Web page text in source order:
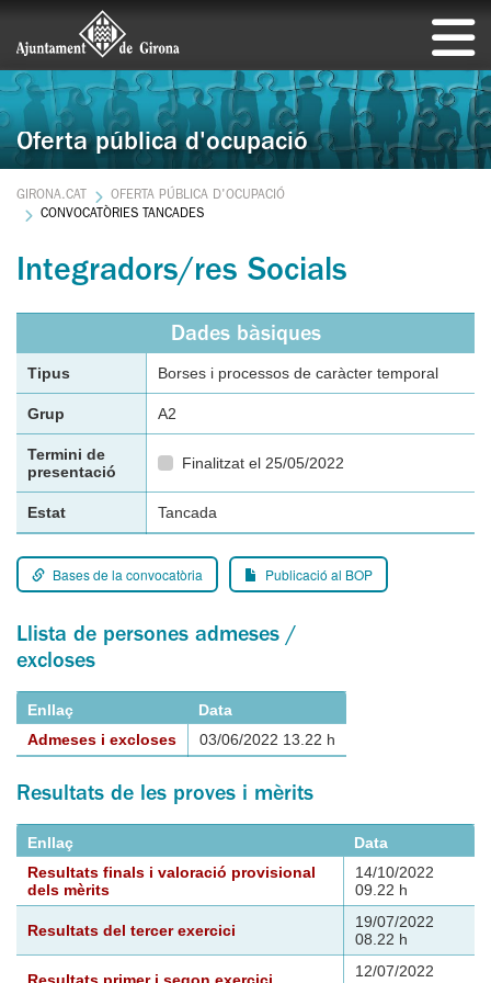
Oferta pública d'ocupació
GIRONA.CAT
OFERTA PÚBLICA D'OCUPACIÓ
CONVOCATÒRIES TANCADES
Integradors/res Socials
Dades bàsiques
Tipus Borses i processos de caràcter temporal
Grup A2
Termini de
presentació
Finalitzat el 25/05/2022
Estat Tancada
Bases de la convocatòria Publicació al BOP
Llista de persones admeses /
excloses
Enllaç
Data
Admeses i excloses
03/06/2022 13.22 h
Resultats de les proves i mèrits
Enllaç
Data
Resultats finals i valoració provisional
dels mèrits
14/10/2022
09.22 h
Resultats del tercer exercici
19/07/2022
08.22 h
12/07/2022